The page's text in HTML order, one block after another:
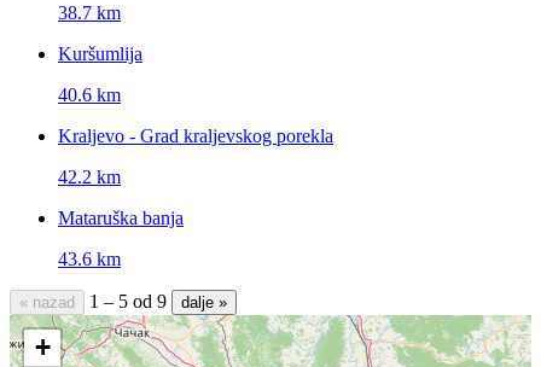
38.7 km
Kuršumlija
40.6 km
Kraljevo - Grad kraljevskog porekla
42.2 km
Mataruška banja
43.6 km
« nazad 1 – 5 od 9 dalje »
+